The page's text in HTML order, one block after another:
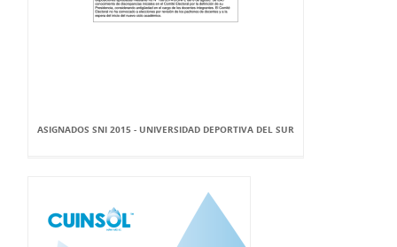
ASIGNADOS SNI 2015 - UNIVERSIDAD DEPORTIVA DEL SUR